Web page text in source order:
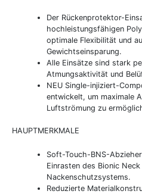
Der Rückenprotektor-
hochleistungsfähigen
optimale Flexibilität und
Gewichtseinsparung.
Alle Einsätze sind stark
Atmungsaktivität und
NEU Single-injiziert-
entwickelt, um maximale
Luftströmung zu
HAUPTMERKMALE
Soft-Touch-BNS-
Einrasten des Bionic
Nackenschutzsystems.
Reduzierte